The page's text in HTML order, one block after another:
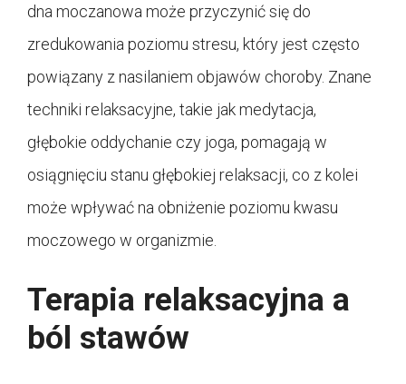
dna moczanowa może przyczynić się do
zredukowania poziomu stresu, który jest często
powiązany z nasilaniem objawów choroby. Znane
techniki relaksacyjne, takie jak medytacja,
głębokie oddychanie czy joga, pomagają w
osiągnięciu stanu głębokiej relaksacji, co z kolei
może wpływać na obniżenie poziomu kwasu
moczowego w organizmie.
Terapia relaksacyjna a
ból stawów